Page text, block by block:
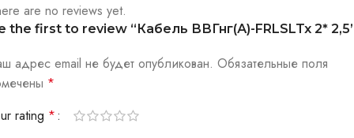
are no reviews yet.
the first to review “Кабель ВВГнг(А)-FRLSLTx 2*
адрес email не будет опубликован. Обязательные поля
*
rating *